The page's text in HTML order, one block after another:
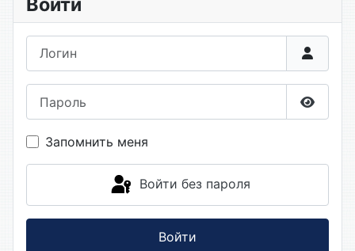
Запомнить меня
Войти без пароля
Войти